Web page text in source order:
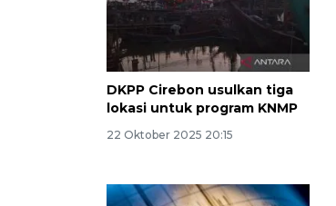
DKPP Cirebon usulkan tiga
lokasi untuk program KNMP
22 Oktober 2025 20:15